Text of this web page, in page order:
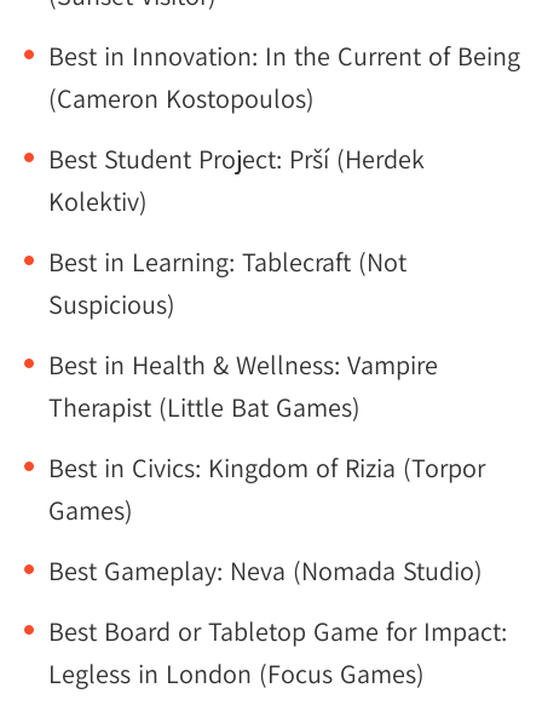
Best in Innovation: In the Current of Being
(Cameron Kostopoulos)
Best Student Project: Prší (Herdek
Kolektiv)
Best in Learning: Tablecraft (Not
Suspicious)
Best in Health & Wellness: Vampire
Therapist (Little Bat Games)
Best in Civics: Kingdom of Rizia (Torpor
Games)
Best Gameplay: Neva (Nomada Studio)
Best Board or Tabletop Game for Impact:
Legless in London (Focus Games)